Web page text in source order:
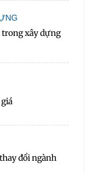
trong xây dựng
đổi ngành